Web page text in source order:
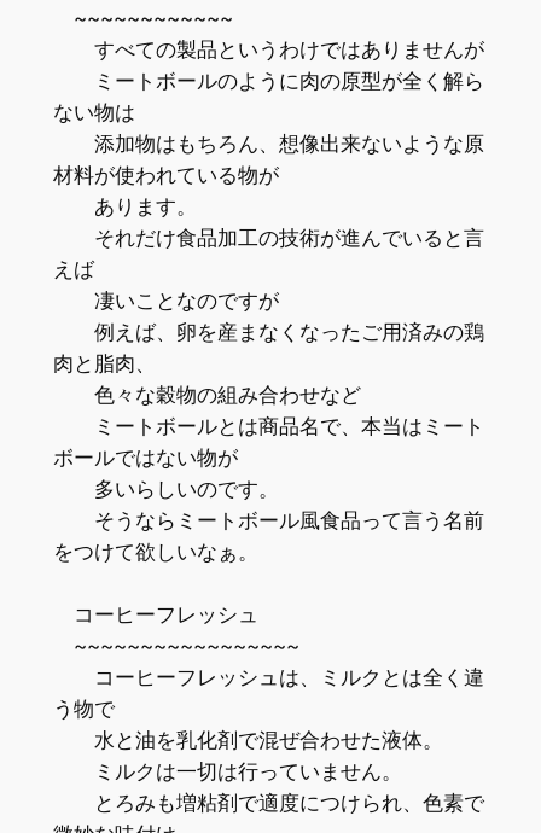
~~~~~~~~~~~~
すべての製品というわけではありませんが
ミートボールのように肉の原型が全く解ら
ない物は
添加物はもちろん、想像出来ないような原
材料が使われている物が
あります。
それだけ食品加工の技術が進んでいると言
えば
凄いことなのですが
例えば、卵を産まなくなったご用済みの鶏
肉と脂肉、
色々な穀物の組み合わせなど
ミートボールとは商品名で、本当はミート
ボールではない物が
多いらしいのです。
そうならミートボール風食品って言う名前
をつけて欲しいなぁ。
コーヒーフレッシュ
~~~~~~~~~~~~~~~~~
コーヒーフレッシュは、ミルクとは全く違
う物で
水と油を乳化剤で混ぜ合わせた液体。
ミルクは一切は行っていません。
とろみも増粘剤で適度につけられ、色素で